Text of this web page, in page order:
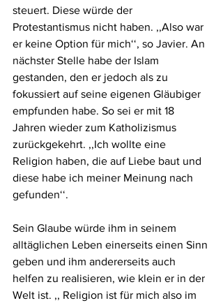
steuert. Diese würde der
Protestantismus nicht haben. ,,Also war
er keine Option für mich‘‘, so Javier. An
nächster Stelle habe der Islam
gestanden, den er jedoch als zu
fokussiert auf seine eigenen Gläubiger
empfunden habe. So sei er mit 18
Jahren wieder zum Katholizismus
zurückgekehrt. ,,Ich wollte eine
Religion haben, die auf Liebe baut und
diese habe ich meiner Meinung nach
gefunden‘‘.
Sein Glaube würde ihm in seinem
alltäglichen Leben einerseits einen Sinn
geben und ihm andererseits auch
helfen zu realisieren, wie klein er in der
Welt ist. ,, Religion ist für mich also im